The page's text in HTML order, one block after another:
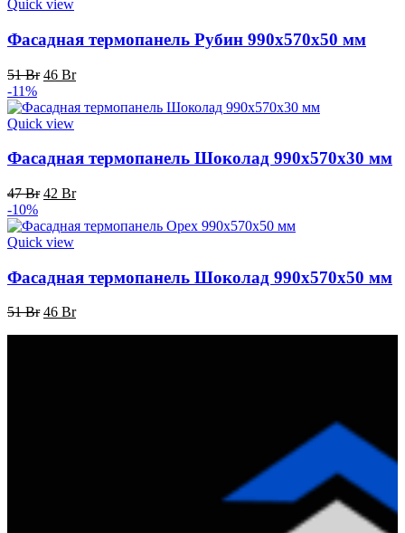
Quick view
Фасадная термопанель Рубин 990x570x50 мм
51Br Первоначальная
составляла
51 Br.
46 BrТекущая
46 Br.
-11%
Quick view
Фасадная термопанель Шоколад 990x570x30 мм
47Br Первоначальная
составляла
47 Br.
42 BrТекущая
42 Br.
-10%
Quick view
Фасадная термопанель Шоколад 990x570x50 мм
51Br Первоначальная
46 BrТекущая